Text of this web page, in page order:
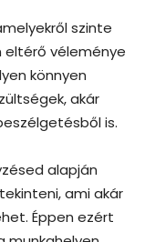
szinte
eltérő véleménye
könnyen
akár
is.
alapján
ami akár
Éppen ezért